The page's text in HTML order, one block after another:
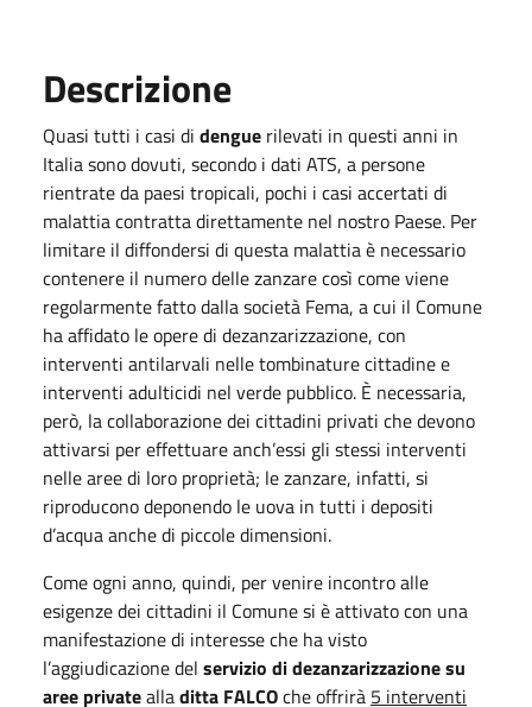
Descrizione
Quasi tutti i casi di dengue rilevati in questi anni in
Italia sono dovuti, secondo i dati ATS, a persone
rientrate da paesi tropicali, pochi i casi accertati di
malattia contratta direttamente nel nostro Paese. Per
limitare il diffondersi di questa malattia è necessario
contenere il numero delle zanzare così come viene
regolarmente fatto dalla società Fema, a cui il Comune
ha affidato le opere di dezanzarizzazione, con
interventi antilarvali nelle tombinature cittadine e
interventi adulticidi nel verde pubblico. È necessaria,
però, la collaborazione dei cittadini privati che devono
attivarsi per effettuare anch’essi gli stessi interventi
nelle aree di loro proprietà; le zanzare, infatti, si
riproducono deponendo le uova in tutti i depositi
d’acqua anche di piccole dimensioni.
Come ogni anno, quindi, per venire incontro alle
esigenze dei cittadini il Comune si è attivato con una
manifestazione di interesse che ha visto
l’aggiudicazione del servizio di dezanzarizzazione su
aree privatealladitta FALCOche offrirà 5 interventi